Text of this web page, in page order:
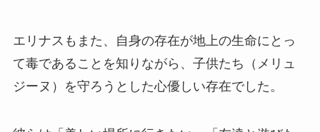
エリナスもまた、自身の存在が地上の生命にとっ
て毒であることを知りながら、子供たち（メリュ
ジーヌ）を守ろうとした心優しい存在でした。